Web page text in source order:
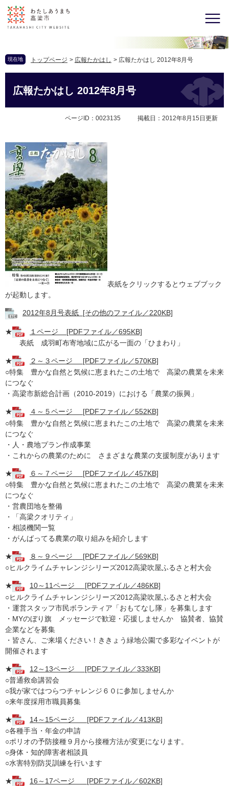
現在地 トップページ > 広報たかはし > 広報たかはし 2012年8月号
広報たかはし 2012年8月号
ページID：0023135 掲載日：2012年8月15日更新
表紙をクリックするとウェブブック
が起動します。
2012年8月号表紙 [その他のファイル／220KB]
★
１ページ [PDFファイル／695KB]
表紙 成羽町布寄地域に広がる一面の「ひまわり」
★
２～３ページ [PDFファイル／570KB]
○特集 豊かな自然と気候に恵まれたこの土地で 高梁の農業を未来
につなぐ
・高梁市新総合計画（2010-2019）における「農業の振興」
★
４～５ページ [PDFファイル／552KB]
○特集 豊かな自然と気候に恵まれたこの土地で 高梁の農業を未来
につなぐ
・人・農地プラン作成事業
・これからの農業のために さまざまな農業の支援制度があります
★
６～７ページ [PDFファイル／457KB]
○特集 豊かな自然と気候に恵まれたこの土地で 高梁の農業を未来
につなぐ
・営農団地を整備
・「高梁クオリティ」
・相談機関一覧
・がんばってる農業の取り組みを紹介します
★
８～９ページ [PDFファイル／569KB]
○ヒルクライムチャレンジシリーズ2012高梁吹屋ふるさと村大会
★
10～11ページ [PDFファイル／486KB]
○ヒルクライムチャレンジシリーズ2012高梁吹屋ふるさと村大会
・運営スタッフ市民ボランティア「おもてなし隊」を募集します
・MYのぼり旗 メッセージで歓迎・応援しませんか 協賛者、協賛
企業などを募集
・皆さん、ご来場ください！ききょう緑地公園で多彩なイベントが
開催されます
★
12～13ページ [PDFファイル／333KB]
○普通救命講習会
○我が家ではつらつチャレンジ６０に参加しませんか
○来年度採用市職員募集
★
14～15ページ [PDFファイル／413KB]
○各種手当・年金の申請
○ポリオの予防接種９月から接種方法が変更になります。
○身体・知的障害者相談員
○水害特別防災訓練を行います
★
16～17ページ [PDFファイル／602KB]